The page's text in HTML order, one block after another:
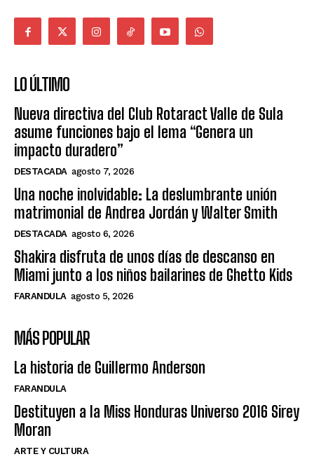
LO ÚLTIMO
Nueva directiva del Club Rotaract Valle de Sula
asume funciones bajo el lema “Genera un
impacto duradero”
DESTACADA agosto 7, 2026
Una noche inolvidable: La deslumbrante unión
matrimonial de Andrea Jordán y Walter Smith
DESTACADA agosto 6, 2026
Shakira disfruta de unos días de descanso en
Miami junto a los niños bailarines de Ghetto Kids
FARANDULA agosto 5, 2026
MÁS POPULAR
La historia de Guillermo Anderson
FARANDULA
Destituyen a la Miss Honduras Universo 2016 Sirey
Moran
ARTE Y CULTURA